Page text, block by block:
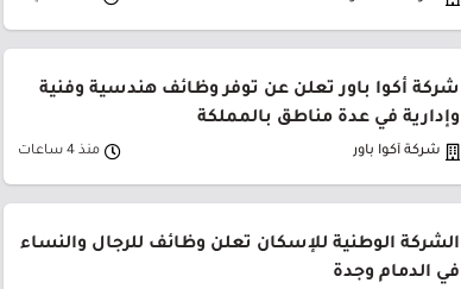
شركة أكوا باور تعلن عن توفر وظائف هندسية وفنية
وإدارية في عدة مناطق بالمملكة
شركة أكوا باور منذ 4 ساعات
الشركة الوطنية للإسكان تعلن وظائف للرجال والنساء
في الدمام وجدة